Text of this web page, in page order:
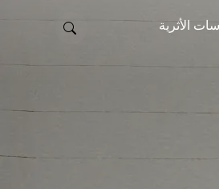
الأثرية